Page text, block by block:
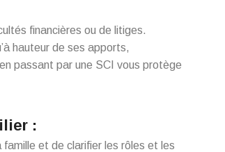
financières ou de litiges.
hauteur de ses apports,
passant par une SCI vous protège
:
et de clarifier les rôles et les